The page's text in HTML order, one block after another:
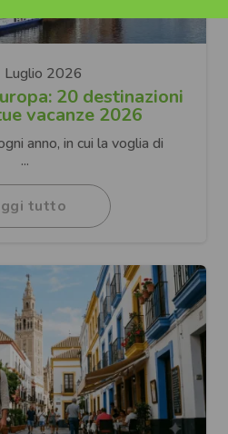
Luglio 2026
20 destinazioni
vacanze 2026
anno, in cui la voglia di
...
tutto